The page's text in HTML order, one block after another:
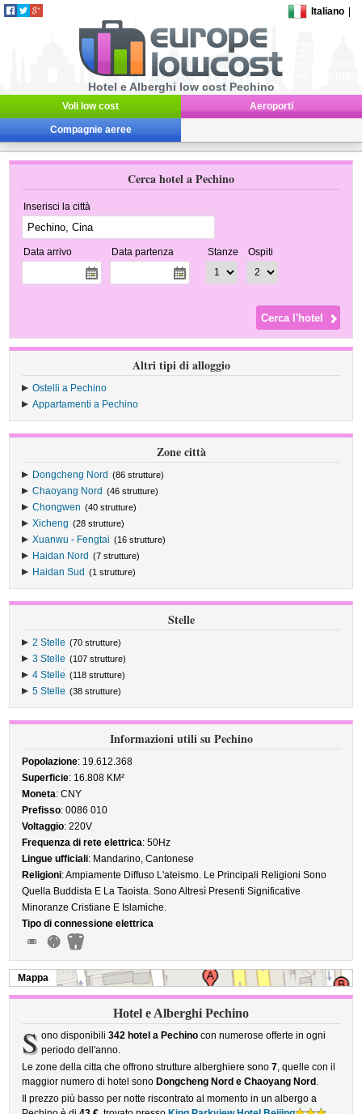
Italiano
Hotel e Alberghi low cost Pechino
Voli low cost Aeroporti
Compagnie aeree
Cerca hotel a Pechino
Inserisci la città
Data arrivo Data partenza Stanze Ospiti
Altri tipi di alloggio
Ostelli a Pechino
Appartamenti a Pechino
Zone città
Dongcheng Nord (86 strutture)
Chaoyang Nord (46 strutture)
Chongwen (40 strutture)
Xicheng (28 strutture)
Xuanwu - Fengtai (16 strutture)
Haidan Nord (7 strutture)
Haidan Sud (1 strutture)
Stelle
2 Stelle (70 strutture)
3 Stelle (107 strutture)
4 Stelle (118 strutture)
5 Stelle (38 strutture)
Informazioni utili su Pechino
Popolazione: 19.612.368
Superficie: 16.808 KM²
Moneta: CNY
Prefisso: 0086 010
Voltaggio: 220V
Frequenza di rete elettrica: 50Hz
Lingue ufficiali: Mandarino, Cantonese
Religioni: Ampiamente Diffuso L'ateismo. Le Principali Religioni Sono
Quella Buddista E La Taoista. Sono Altresì Presenti Significative
Minoranze Cristiane E Islamiche.
Tipo di connessione elettrica
Mappa
Hotel e Alberghi Pechino
S ono disponibili 342 hotel a Pechinocon numerose offerte in ogni
periodo dell'anno.
Le zone della citta che offrono strutture alberghiere sono7, quelle con il
maggior numero di hotel sono Dongcheng Nord e Chaoyang Nord .
Il prezzo più basso per notte riscontrato al momento in un albergo a